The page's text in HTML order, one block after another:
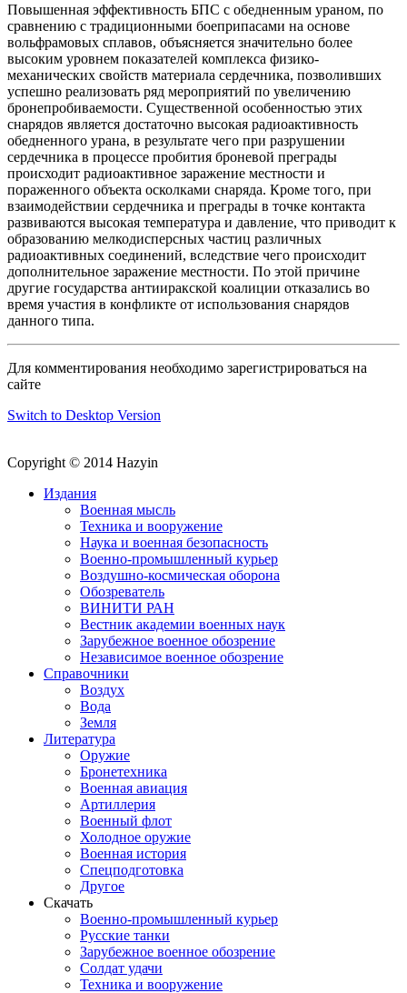
Повышенная эффективность БПС с обедненным ураном, по
сравнению с традиционными боеприпасами на основе
вольфрамовых сплавов, объясняется значительно более
высоким уровнем показателей комплекса физико-
механических свойств материала сердечника, позволивших
успешно реализовать ряд мероприятий по увеличению
бронепробиваемости. Существенной особенностью этих
снарядов является достаточно высокая радиоактивность
обедненного урана, в результате чего при разрушении
сердечника в процессе пробития броневой преграды
происходит радиоактивное заражение местности и
пораженного объекта осколками снаряда. Кроме того, при
взаимодействии сердечника и преграды в точке контакта
развиваются высокая температура и давление, что приводит к
образованию мелкодисперсных частиц различных
радиоактивных соединений, вследствие чего происходит
дополнительное заражение местности. По этой причине
другие государства антииракской коалиции отказались во
время участия в конфликте от использования снарядов
данного типа.
Для комментирования необходимо зарегистрироваться на
сайте
Switch to Desktop Version
Copyright © 2014 Hazyin
Издания
Военная мысль
Техника и вооружение
Наука и военная безопасность
Военно-промышленный курьер
Воздушно-космическая оборона
Обозреватель
ВИНИТИ РАН
Вестник академии военных наук
Зарубежное военное обозрение
Независимое военное обозрение
Справочники
Воздух
Вода
Земля
Литература
Оружие
Бронетехника
Военная авиация
Артиллерия
Военный флот
Холодное оружие
Военная история
Спецподготовка
Другое
Скачать
Военно-промышленный курьер
Русские танки
Зарубежное военное обозрение
Солдат удачи
Техника и вооружение